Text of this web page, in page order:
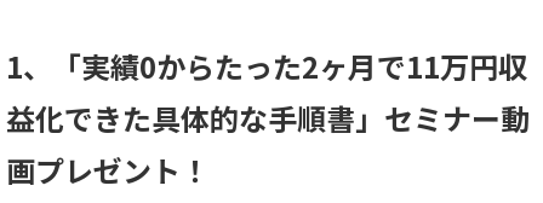
1、「実績0からたった2ヶ月で11万円収
益化できた具体的な手順書」セミナー動
画プレゼント！